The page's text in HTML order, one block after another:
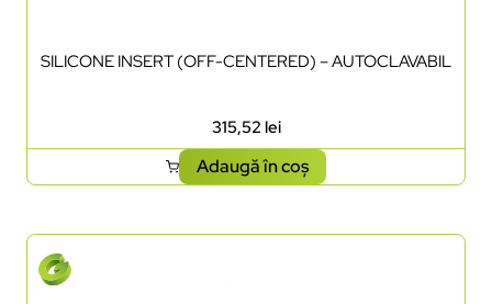
SILICONE INSERT (OFF-CENTERED) – AUTOCLAVABIL
315,52 lei
Adaugă în coș